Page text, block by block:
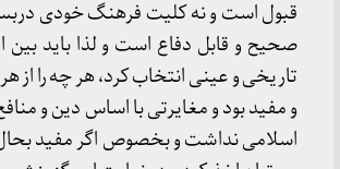
قبول است و نه کلیت فرهنگ خودی
صحیح و قابل دفاع است و لذا باید
تاریخی و عینی انتخاب کرد، هر چه را از
و مفید بود و مغایرتی با اساس دین و
اسلامی نداشت و بخصوص اگر مفید